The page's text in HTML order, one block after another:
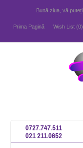
Bună ziua, vă puteți
Prima Pagină Wish List (0)
0727.747.511
021 211.0652